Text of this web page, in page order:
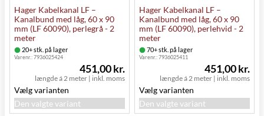
Hager Kabelkanal LF –
Kanalbund med låg, 60 x 90
mm (LF 60090), perlegrå - 2
meter
20+ stk. på lager
Varenr.:7936025424
længde á 2 meter | inkl. moms
451,00 kr.
Vælg varianten
Den valgte variant
Hager Kabelkanal LF –
Kanalbund med låg, 60 x 90
mm (LF 60090), perlehvid - 2
meter
70+ stk. på lager
Varenr.:7936025411
længde á 2 meter | inkl. moms
451,00 kr.
Vælg varianten
Den valgte variant